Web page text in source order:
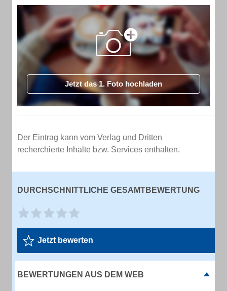
Jetzt das 1. Foto hochladen
Der Eintrag kann vom Verlag und Dritten
recherchierte Inhalte bzw. Services enthalten.
DURCHSCHNITTLICHE GESAMTBEWERTUNG
Jetzt bewerten
BEWERTUNGEN AUS DEM WEB